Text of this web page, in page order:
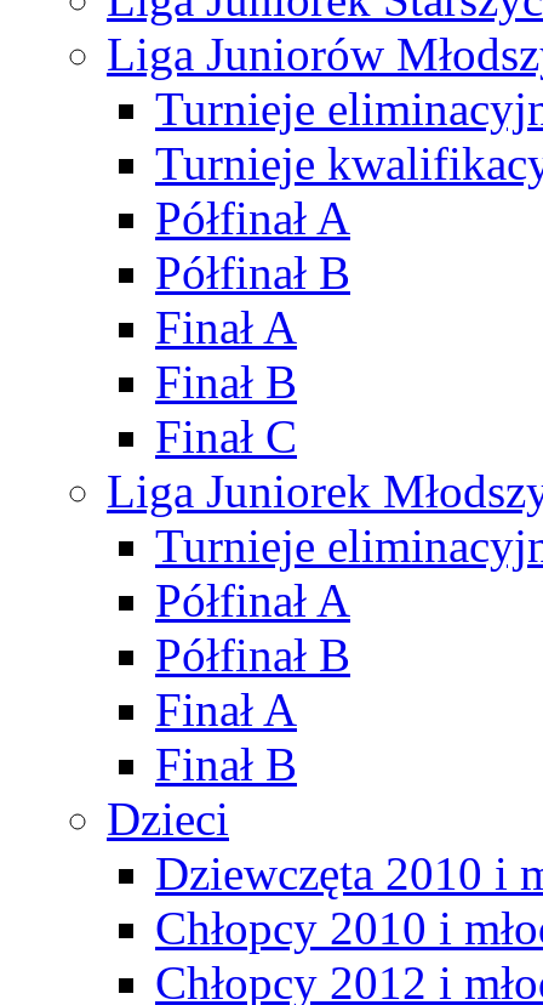
Liga Juniorów
Turnieje
Turnieje
Półfinał A
Półfinał B
Finał A
Finał B
Finał C
Liga Juniorek
Turnieje
Półfinał A
Półfinał B
Finał A
Finał B
Dzieci
Dziewczęta 2010 i
Chłopcy 2010 i
Chłopcy 2012 i